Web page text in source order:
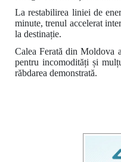
La restabilirea liniei de
minute, trenul accelerat
la destinație.
Calea Ferată din Moldova
pentru incomodități și
răbdarea demonstrată.